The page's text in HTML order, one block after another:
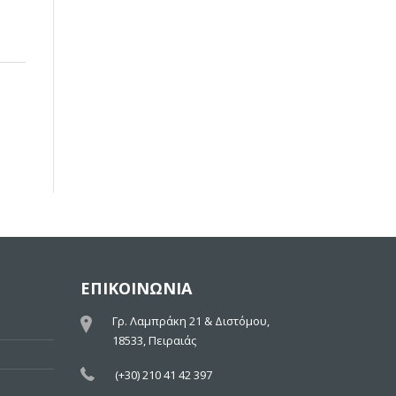
ΕΠΙΚΟΙΝΩΝΙΑ
Γρ. Λαμπράκη 21 & Διστόμου,
18533, Πειραιάς
(+30) 210 41 42 397